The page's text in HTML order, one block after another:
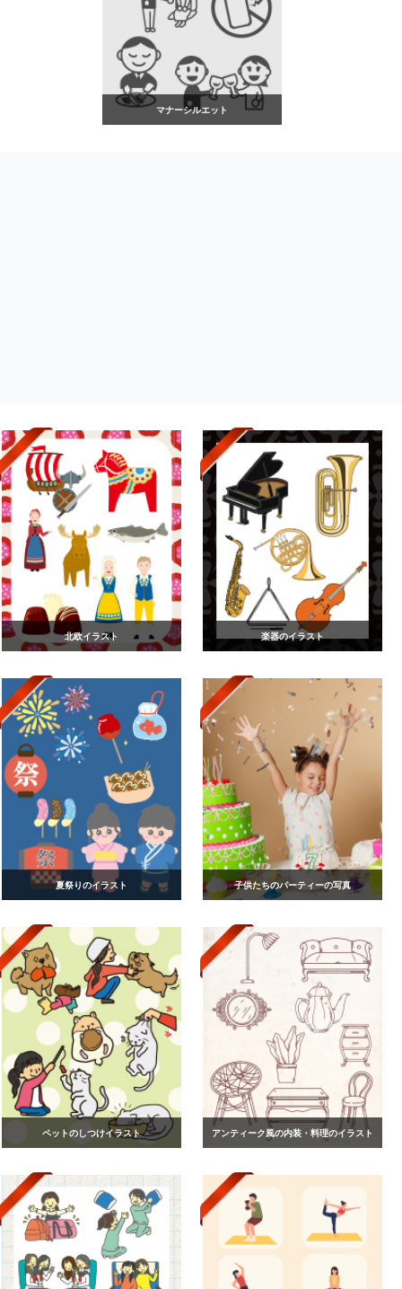
マナーシルエット
北欧イラスト 楽器のイラスト
夏祭りのイラスト 子供たちのパーティーの写真
ペットのしつけイラスト アンティーク風の内装・料理のイラスト